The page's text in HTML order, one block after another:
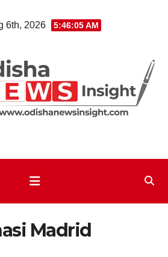
6th, 2026 5:46:06 AM
Madrid